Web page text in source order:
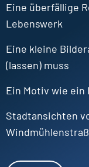
Eine überfällige
Lebenswerk
Eine kleine
(lassen) muss
Ein Motiv wie
Stadtansichten